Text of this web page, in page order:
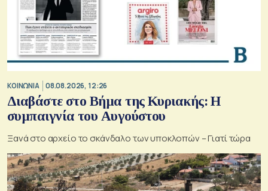
ΚΟΙΝΩΝΙΑ 08.08.2026, 12:26
Διαβάστε στο Βήμα της Κυριακής: Η
συμπαιγνία του Αυγούστου
Ξανά στο αρχείο το σκάνδαλο των υποκλοπών – Γιατί τώρα